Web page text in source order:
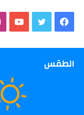
فيسبوك تويتر
الطقس